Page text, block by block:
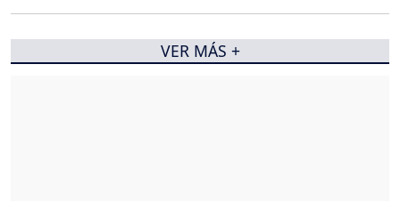
VER MÁS +